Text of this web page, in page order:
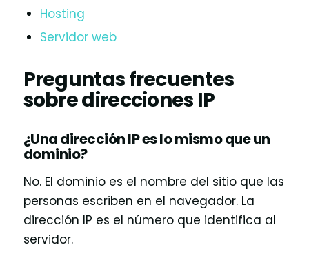
Hosting
Servidor web
Preguntas frecuentes
sobre direcciones IP
¿Una dirección IP es lo mismo que un
dominio?
No. El dominio es el nombre del sitio que las
personas escriben en el navegador. La
dirección IP es el número que identifica al
servidor.